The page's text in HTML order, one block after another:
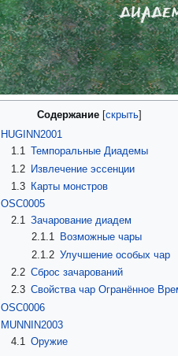
Содержание
HUGINN2001
1.1 Темпоральные Диадемы
1.2
Извлечение эссенции
1.3
Карты монстров
OSC0005
2.1 Зачарование диадем
2.1.1 Возможные чары
2.1.2 Улучшение особых чар
2.2 Сброс зачарований
2.3 Свойства чар Огранённое
OSC0006
MUNNIN2003
4.1 Оружие